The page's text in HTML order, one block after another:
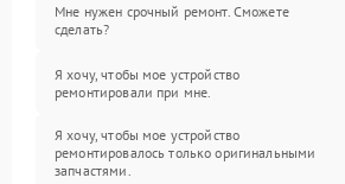
Мне нужен срочный ремонт. Сможете
сделать?
Я хочу, чтобы мое устройство
ремонтировали при мне.
Я хочу, чтобы мое устройство
ремонтировалось только оригинальными
запчастями.